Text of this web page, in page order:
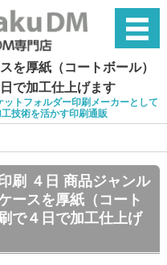
を厚紙（コートボール）
で加工仕上げます
トフォルダー印刷メーカーとして
技術を活かす印刷通販
刷 ４日 商品ジャンル
ースを厚紙（コート
で４日で加工仕上げ